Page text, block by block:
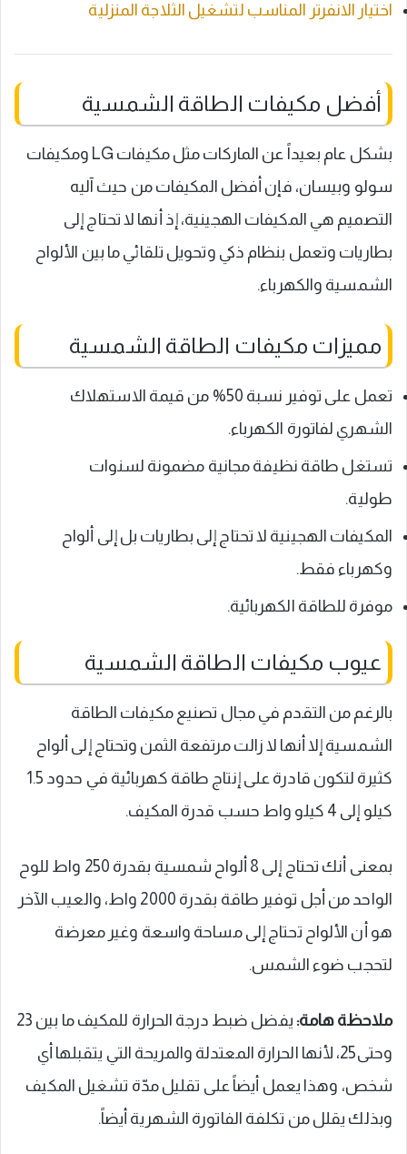
اختيار الانفرتر المناسب لتشغيل الثلاجة المنزلية
أفضل مكيفات الطاقة الشمسية
بشكل عام بعيداً عن الماركات مثل مكيفات LG ومكيفات
سولو وبيسان، فإن أفضل المكيفات من حيث آليه
التصميم هي المكيفات الهجينية، إذ أنها لا تحتاج إلى
بطاريات وتعمل بنظام ذكي وتحويل تلقائي ما بين الألواح
الشمسية والكهرباء.
مميزات مكيفات الطاقة الشمسية
تعمل على توفير نسبة 50% من قيمة الاستهلاك
الشهري لفاتورة الكهرباء.
تستغل طاقة نظيفة مجانية مضمونة لسنوات
طولية.
المكيفات الهجينية لا تحتاج إلى بطاريات بل إلى ألواح
وكهرباء فقط.
موفرة للطاقة الكهربائية.
عيوب مكيفات الطاقة الشمسية
بالرغم من التقدم في مجال تصنيع مكيفات الطاقة
الشمسية إلا أنها لا زالت مرتفعة الثمن وتحتاج إلى ألواح
كثيرة لتكون قادرة على إنتاج طاقة كهربائية في حدود 1.5
كيلو إلى 4 كيلو واط حسب قدرة المكيف.
بمعنى أنك تحتاج إلى 8 ألواح شمسية بقدرة 250 واط للوح
الواحد من أجل توفير طاقة بقدرة 2000 واط، والعيب الآخر
هو أن الألواح تحتاج إلى مساحة واسعة وغير معرضة
لتحجب ضوء الشمس.
ملاحظة هامة:
يفضل ضبط درجة الحرارة للمكيف ما بين 23
وحتى25، لأنها الحرارة المعتدلة والمريحة التي يتقبلها أي
شخص، وهذا يعمل أيضاً على تقليل مدّة تشغيل المكيف
وبذلك يقلل من تكلفة الفاتورة الشهرية أيضاً.